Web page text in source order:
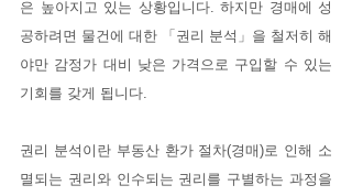
은 높아지고 있는 상황입니다. 하지만 경매에 성
공하려면 물건에 대한 「권리 분석」을 철저히 해
야만 감정가 대비 낮은 가격으로 구입할 수 있는
기회를 갖게 됩니다.
권리 분석이란 부동산 환가 절차(경매)로 인해 소
멸되는 권리와 인수되는 권리를 구별하는 과정을